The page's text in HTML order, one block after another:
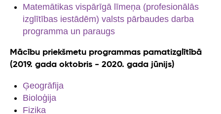
Matemātikas vispārīgā līmeņa (profesionālās
izglītības iestādēm) valsts pārbaudes darba
programma un paraugs
Mācību priekšmetu programmas pamatizglītībā
(2019. gada oktobris - 2020. gada jūnijs)
Ģeogrāfija
Bioloģija
Fizika